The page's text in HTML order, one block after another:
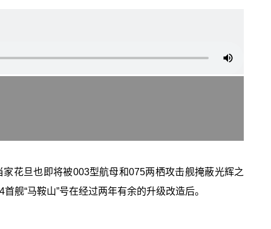
花旦也即将被003型航母和075两栖攻击舰掩蔽光辉之
舰“马鞍山”号在经过两年有余的升级改造后。